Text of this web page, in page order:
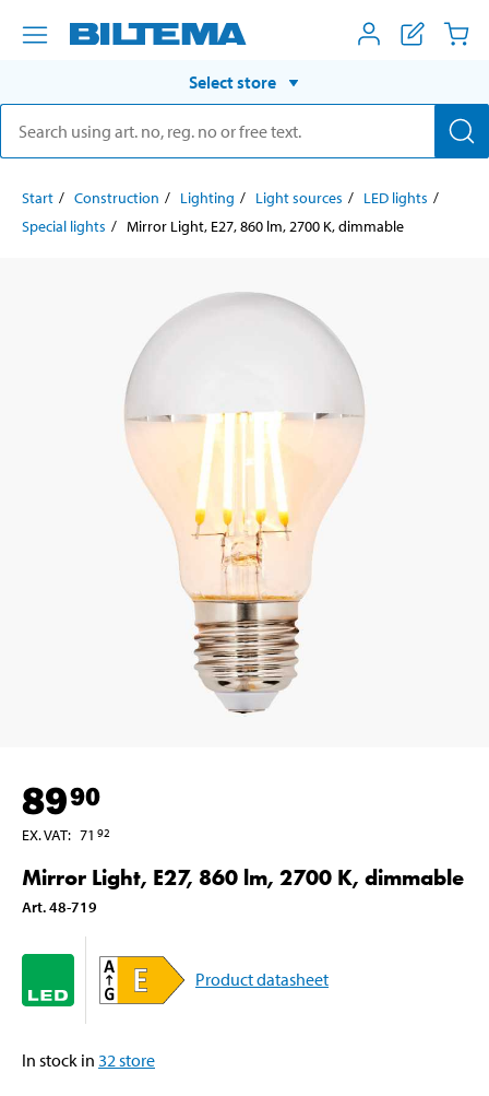
Select store
Start Construction Lighting Light sources
LED lights
Special lights
Mirror Light, E27, 860 lm, 2700 K, dimmable
8990
EX. VAT: 71 92
Mirror Light, E27, 860 lm, 2700 K, dimmable
Art.48-719
Product datasheet
In stock in 32 store